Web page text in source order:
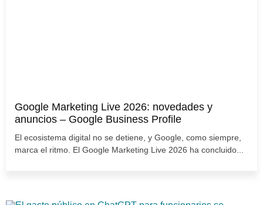
Google Marketing Live 2026: novedades y
anuncios – Google Business Profile
El ecosistema digital no se detiene, y Google, como siempre,
marca el ritmo. El Google Marketing Live 2026 ha concluido...